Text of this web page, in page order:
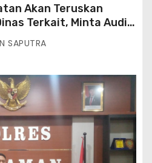
Akan Teruskan
Terkait, Minta Audit
Di Desa Budi
SAPUTRA